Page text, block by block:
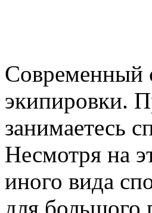
Современный
экипировки.
занимаетесь
Несмотря на
иного вида
для большого